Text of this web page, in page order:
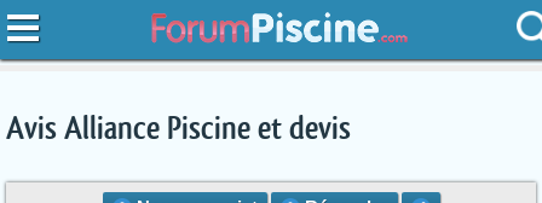
Avis Alliance Piscine et devis